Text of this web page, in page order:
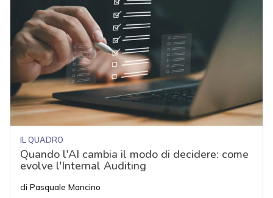
IL QUADRO
Quando l'AI cambia il modo di decidere: come
evolve l'Internal Auditing
di Pasquale Mancino